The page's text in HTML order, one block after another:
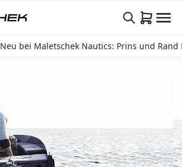
Neu bei Maletschek Nautics: Prins und Rand